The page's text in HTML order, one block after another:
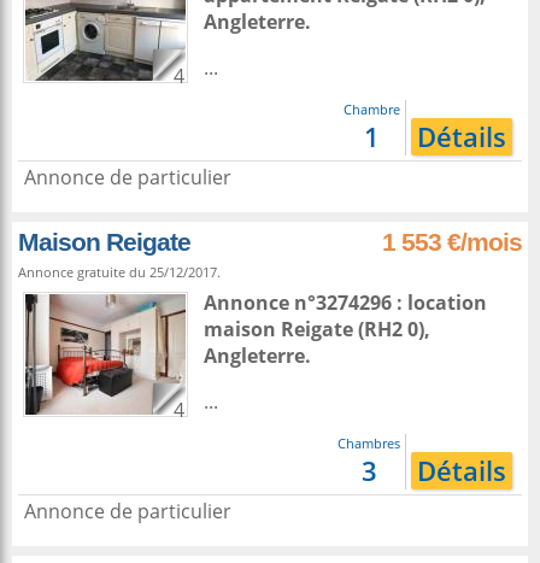
4
Angleterre.
...
Chambre
1 Détails
Annonce de particulier
Maison Reigate 1 553 €/mois
Annonce gratuite du 25/12/2017.
4
Annonce n°3274296 : location
maison Reigate(RH2 0),
Angleterre.
...
Chambres
3 Détails
Annonce de particulier